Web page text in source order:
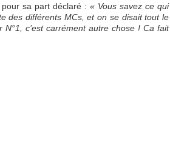
sa part déclaré : « Vous savez ce qui
des différents MCs, et on se disait tout le
c’est carrément autre chose ! Ca fait